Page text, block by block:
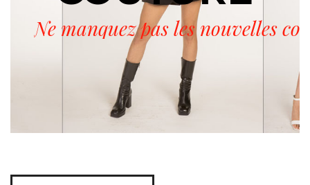
Ne manquez pas les nouvelles